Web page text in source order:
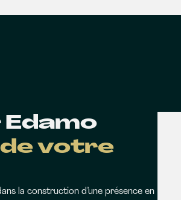
votre
la construction d’une présence en